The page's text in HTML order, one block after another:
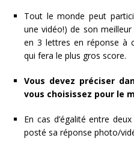
Tout le monde peut
une vidéo!) de son
en 3 lettres en réponse à
qui fera le plus gros score.
Vous devez préciser
vous choisissez pour le
En cas d’égalité entre
posté sa réponse photo/